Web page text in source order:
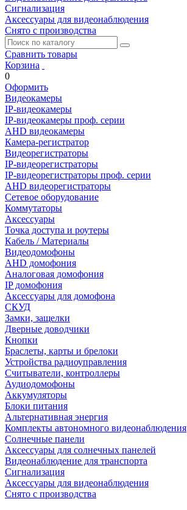
Сигнализация
Аксессуары для видеонаблюдения
Снято с производства
Сравнить товары
Корзина
0
Оформить
Видеокамеры
IP-видеокамеры
IP-видеокамеры проф. серии
AHD видеокамеры
Камера-регистратор
Видеорегистраторы
IP-видеорегистраторы
IP-видеорегистраторы проф. серии
AHD видеорегистраторы
Сетевое оборудование
Коммутаторы
Аксессуары
Точка доступа и роутеры
Кабель / Материалы
Видеодомофоны
AHD домофония
Аналоговая домофония
IP домофония
Аксессуары для домофона
СКУД
Замки, защелки
Дверные доводчики
Кнопки
Браслеты, карты и брелоки
Устройства радиоуправления
Считыватели, контроллеры
Аудиодомофоны
Аккумуляторы
Блоки питания
Альтернативная энергия
Комплекты автономного видеонаблюдения
Солнечные панели
Аксессуары для солнечных панелей
Видеонаблюдение для транспорта
Сигнализация
Аксессуары для видеонаблюдения
Снято с производства